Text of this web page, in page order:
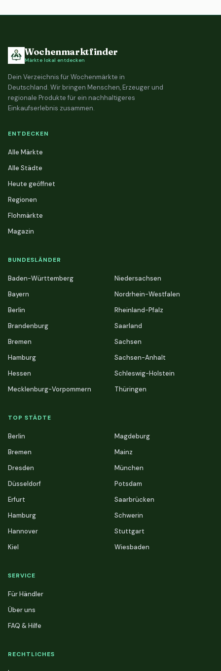
Bremen
Wochenmarktfinder
Märkte lokal entdecken
Dein Verzeichnis für Wochenmärkte in
Deutschland. Wir bringen Menschen, Erzeuger und
regionale Produkte für ein nachhaltigeres
Einkaufserlebnis zusammen.
ENTDECKEN
Alle Märkte
Alle Städte
Heute geöffnet
Regionen
Flohmärkte
Magazin
BUNDESLÄNDER
Baden-Württemberg
Bayern
Berlin
Brandenburg
Bremen
Hamburg
Hessen
Mecklenburg-Vorpommern
Niedersachsen
Nordrhein-Westfalen
Rheinland-Pfalz
Saarland
Sachsen
Sachsen-Anhalt
Schleswig-Holstein
Thüringen
TOP STÄDTE
Berlin
Bremen
Dresden
Düsseldorf
Erfurt
Hamburg
Hannover
Kiel
Magdeburg
Mainz
München
Potsdam
Saarbrücken
Schwerin
Stuttgart
Wiesbaden
SERVICE
Für Händler
Über uns
FAQ & Hilfe
RECHTLICHES